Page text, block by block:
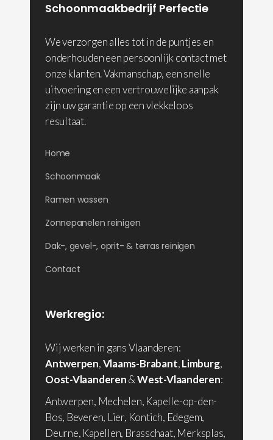
Schoonmaakbedrijf Perfectie
We verzorgen alles tot in de puntjes en
onderhouden een persoonlijk contact met
onze klanten. Vakmanschap, een snelle
uitvoering en een vertrouwelijke aanpak
zijn uw garantie op een vlekkeloos
resultaat.
Home
Schoonmaak
Ramen wassen
Zonnepanelen reinigen
Dak-, gevel-, oprit- & terras reinigen
Contact
Werkregio:
Wij werken in gans Vlaanderen:
Antwerpen,Vlaams-Brabant,Limburg,
Oost-Vlaanderen&West-Vlaanderen:
Antwerpen, Mechelen, Kapelle-op-den-
Bos, Beveren, Lier, Kontich, Edegem,
Deurne, Kapellen, Brasschaat, Merksplas,